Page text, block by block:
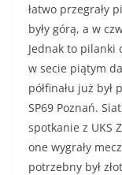
łatwo przegrały
były górą, a w
Jednak to pilanki
w secie piątym
półfinału już był
SP69 Poznań.
spotkanie z UKS
one wygrały
potrzebny był